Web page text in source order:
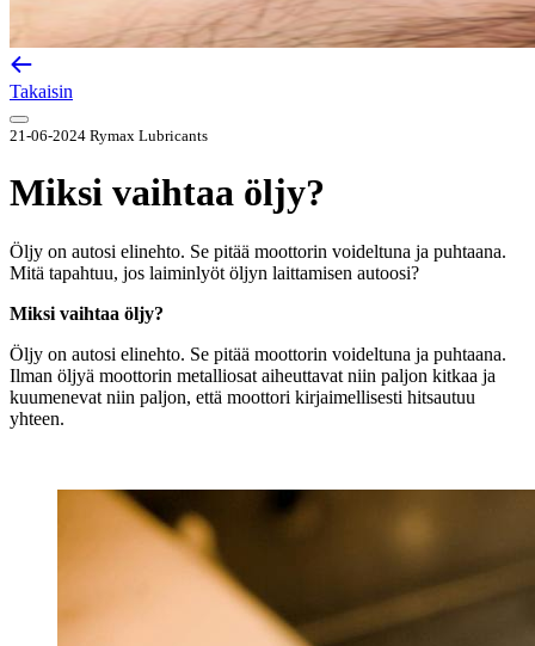
Takaisin
21-06-2024 Rymax Lubricants
Miksi vaihtaa öljy?
Öljy on autosi elinehto. Se pitää moottorin voideltuna ja puhtaana.
Mitä tapahtuu, jos laiminlyöt öljyn laittamisen autoosi?
Miksi vaihtaa öljy?
Öljy on autosi elinehto. Se pitää moottorin voideltuna ja puhtaana.
Ilman öljyä moottorin metalliosat aiheuttavat niin paljon kitkaa ja
kuumenevat niin paljon, että moottori kirjaimellisesti hitsautuu
yhteen.